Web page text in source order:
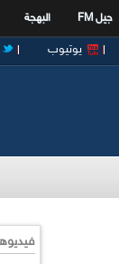
جيل FM البهجة
يوتيوب